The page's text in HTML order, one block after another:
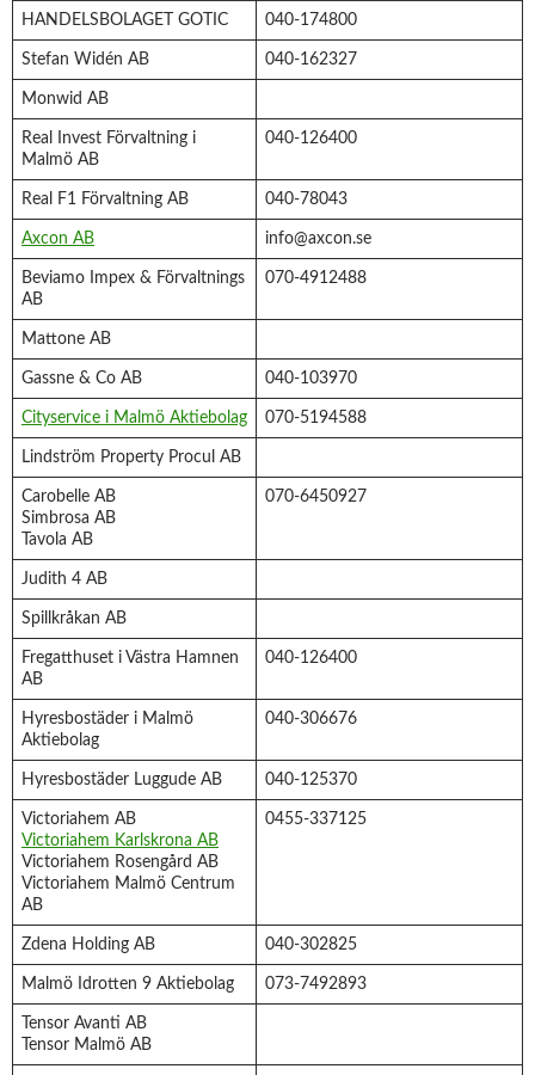
HANDELSBOLAGET GOTIC 040-174800
Stefan Widén AB 040-162327
Monwid AB
Real Invest Förvaltning i
Malmö AB
040-126400
Real F1 Förvaltning AB 040-78043
Axcon AB info@axcon.se
Beviamo Impex & Förvaltnings
AB
070-4912488
Mattone AB
Gassne & Co AB 040-103970
Cityservice i Malmö Aktiebolag 070-5194588
Lindström Property Procul AB
Carobelle AB
Simbrosa AB
Tavola AB
070-6450927
Judith 4 AB
Spillkråkan AB
Fregatthuset i Västra Hamnen
AB
040-126400
Hyresbostäder i Malmö
Aktiebolag
040-306676
Hyresbostäder Luggude AB 040-125370
Victoriahem AB
Victoriahem Karlskrona AB
Victoriahem Rosengård AB
Victoriahem Malmö Centrum
AB
0455-337125
Zdena Holding AB 040-302825
Malmö Idrotten 9 Aktiebolag 073-7492893
Tensor Avanti AB
Tensor Malmö AB